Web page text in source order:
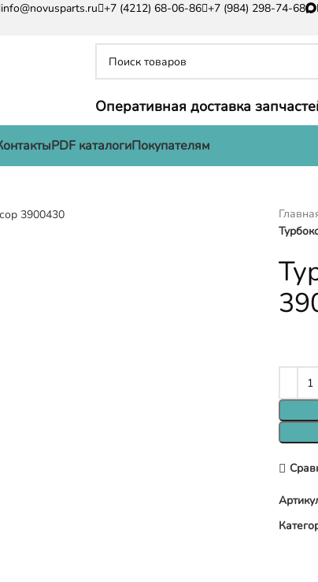
info@novusparts.ru +7 (4212) 68-06-86 +7 (984) 298-74-68
Оперативная доставка
PDF каталогиПокупателям